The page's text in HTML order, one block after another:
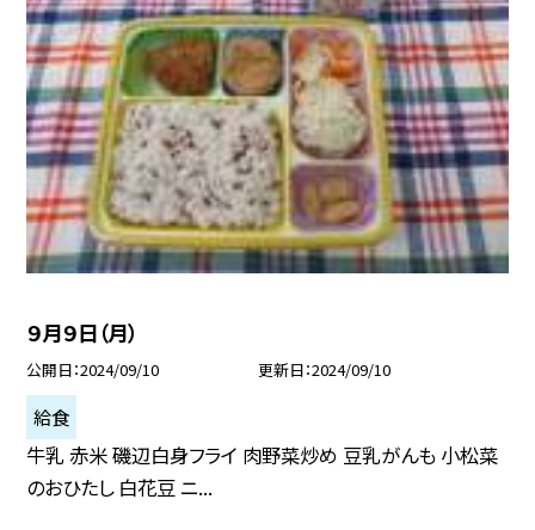
９月９日（月）
公開日 2024/09/10 更新日 2024/09/10
給食
牛乳 赤米 磯辺白身フライ 肉野菜炒め 豆乳がんも 小松菜
のおひたし 白花豆 ニ...